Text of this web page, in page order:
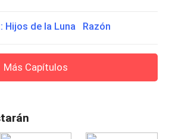
Hijos de la Luna Razón
Más Capítulos